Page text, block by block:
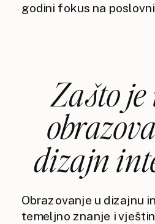
godini fokus na
Zašto
dizajn
Obrazovanje u dizajnu
temeljno znanje i